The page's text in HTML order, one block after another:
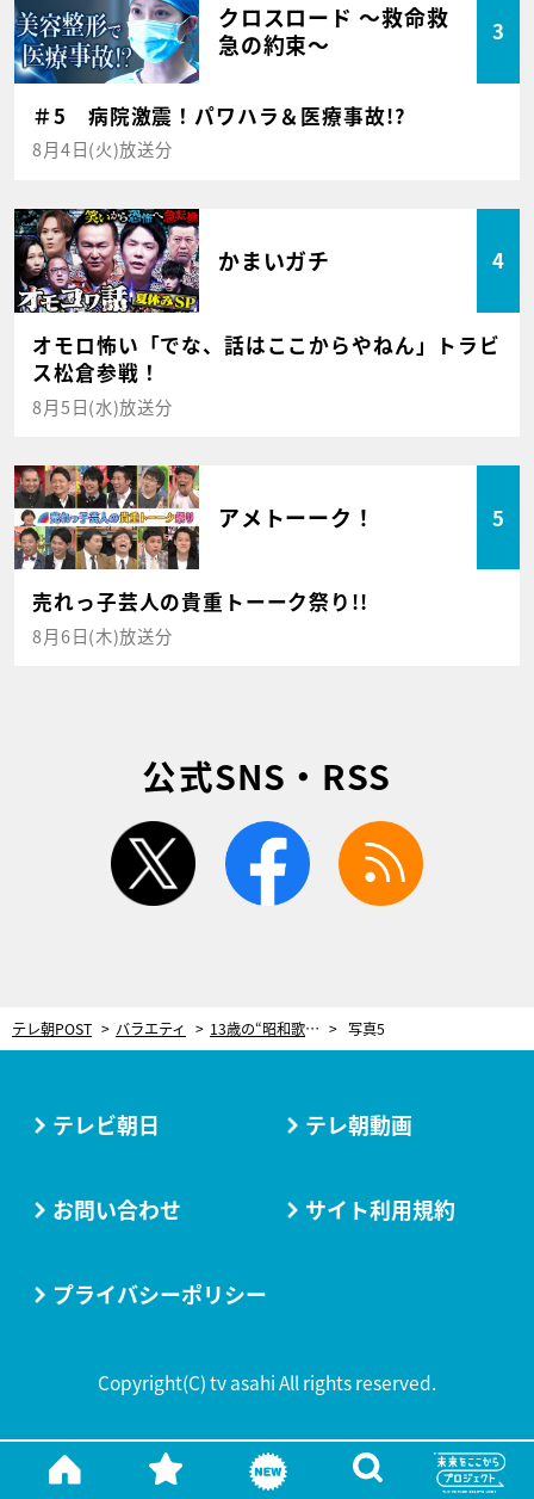
クロスロード ～救命救
急の約束～
3
＃5 病院激震！パワハラ＆医療事故!?
8月4日(火)放送分
かまいガチ 4
オモロ怖い「でな、話はここからやねん」トラビ
ス松倉参戦！
8月5日(水)放送分
アメトーーク！ 5
売れっ子芸人の貴重トーーク祭り!!
8月6日(木)放送分
公式SNS・RSS
twitter facebook
テレ朝POST バラエティ 13歳の“昭和歌謡博士ちゃん”に密着！6歳の妹をモデルに架空の昭和歌謡ジャケットを制作 写真5
テレビ朝日 テレ朝動画
お問い合わせ サイト利用規約
プライバシーポリシー
Copyright(C) tv asahi All rights reserved.